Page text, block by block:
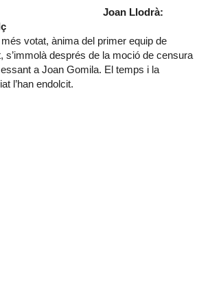
Joan Llodrà:
votat, ànima del primer equip de
s’immolà després de la moció de censura
a Joan Gomila. El temps i la
l’han endolcit.